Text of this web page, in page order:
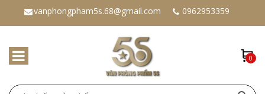
vanphongpham5s.68@gmail.com 0962953359
0